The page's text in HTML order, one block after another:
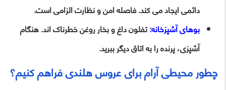
دائمی ایجاد می کند. فاصله امن و نظارت الزامی است.
بوهای آشپزخانه:تفلون داغ و بخار روغن خطرناک اند. هنگام
آشپزی، پرنده را به اتاق دیگر ببرید.
چطور محیطی آرام برای عروس هلندی فراهم کنیم؟